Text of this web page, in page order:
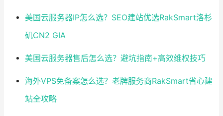
美国云服务器IP怎么选？SEO建站优选RakSmart洛杉
矶CN2 GIA
美国云服务器售后怎么选？避坑指南+高效维权技巧
海外VPS免备案怎么选？老牌服务商RakSmart省心建
站全攻略